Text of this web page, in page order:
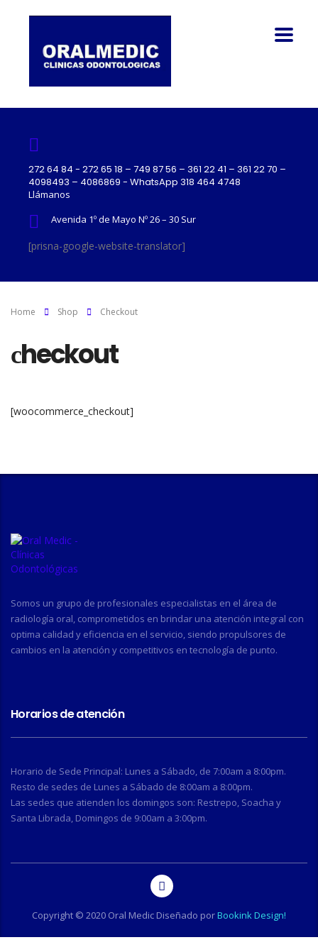
272 64 84 - 272 65 18 – 749 87 56 – 361 22 41 – 361 22 70 –
4098493 – 4086869 - WhatsApp 318 464 4748
Llámanos
Avenida 1º de Mayo Nº 26 – 30 Sur
[prisna-google-website-translator]
Home Shop Сheckout
сheckout
[woocommerce_checkout]
Somos un grupo de profesionales especialistas en el área de
radiología oral, comprometidos en brindar una atención integral con
optima calidad y eficiencia en el servicio, siendo propulsores de
cambios en la atención y competitivos en tecnología de punto.
Horarios de atención
Horario de Sede Principal: Lunes a Sábado, de 7:00am a 8:00pm.
Resto de sedes de Lunes a Sábado de 8:00am a 8:00pm.
Las sedes que atienden los domingos son: Restrepo, Soacha y
Santa Librada, Domingos de 9:00am a 3:00pm.
Copyright © 2020 Oral Medic Diseñado porBookink Design!